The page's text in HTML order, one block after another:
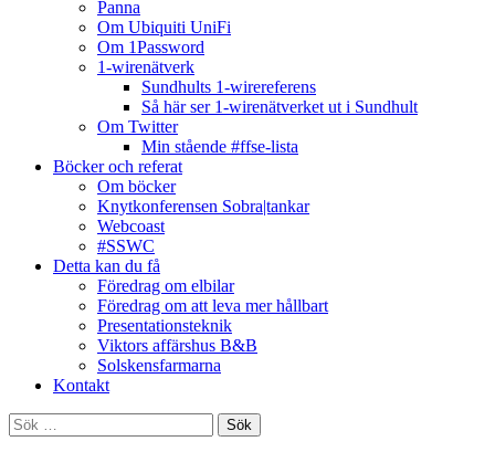
Panna
Om Ubiquiti UniFi
Om 1Password
1-wirenätverk
Sundhults 1-wirereferens
Så här ser 1-wirenätverket ut i Sundhult
Om Twitter
Min stående #ffse-lista
Böcker och referat
Om böcker
Knytkonferensen Sobra|tankar
Webcoast
#SSWC
Detta kan du få
Föredrag om elbilar
Föredrag om att leva mer hållbart
Presentationsteknik
Viktors affärshus B&B
Solskensfarmarna
Kontakt
Sök
efter: